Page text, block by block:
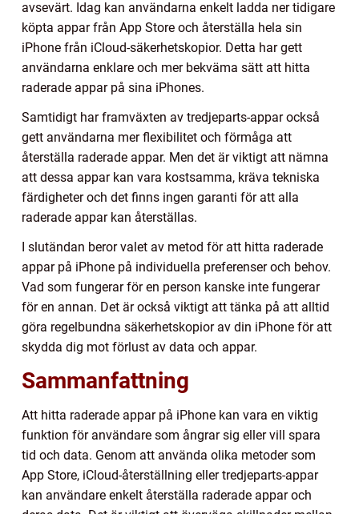
avsevärt. Idag kan användarna enkelt ladda ner tidigare
köpta appar från App Store och återställa hela sin
iPhone från iCloud-säkerhetskopior. Detta har gett
användarna enklare och mer bekväma sätt att hitta
raderade appar på sina iPhones.
Samtidigt har framväxten av tredjeparts-appar också
gett användarna mer flexibilitet och förmåga att
återställa raderade appar. Men det är viktigt att nämna
att dessa appar kan vara kostsamma, kräva tekniska
färdigheter och det finns ingen garanti för att alla
raderade appar kan återställas.
I slutändan beror valet av metod för att hitta raderade
appar på iPhone på individuella preferenser och behov.
Vad som fungerar för en person kanske inte fungerar
för en annan. Det är också viktigt att tänka på att alltid
göra regelbundna säkerhetskopior av din iPhone för att
skydda dig mot förlust av data och appar.
Sammanfattning
Att hitta raderade appar på iPhone kan vara en viktig
funktion för användare som ångrar sig eller vill spara
tid och data. Genom att använda olika metoder som
App Store, iCloud-återställning eller tredjeparts-appar
kan användare enkelt återställa raderade appar och